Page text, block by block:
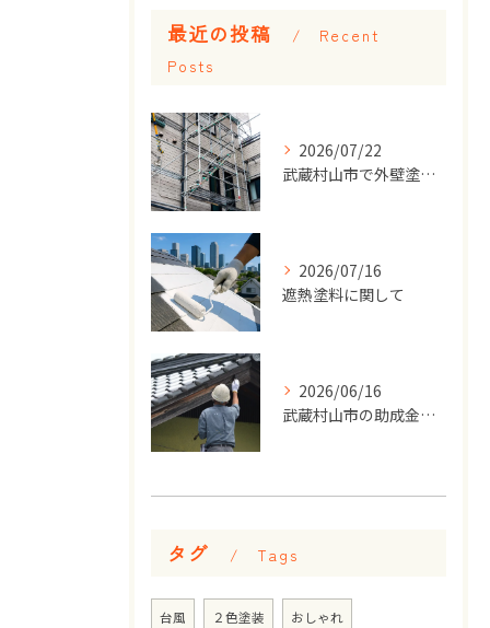
最近の投稿
Recent
Posts
2026/07/22
武蔵村山市で外壁塗装をするなら屋根も確認！ 同時にメンテナンスするメリットとは？
2026/07/16
遮熱塗料に関して
2026/06/16
武蔵村山市の助成金関して
タグ Tags
台風 ２色塗装 おしゃれ